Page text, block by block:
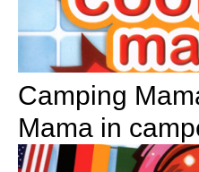
Camping
Mama in